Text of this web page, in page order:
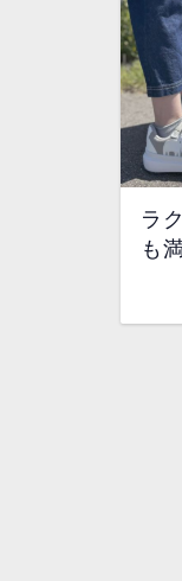
ラ
も